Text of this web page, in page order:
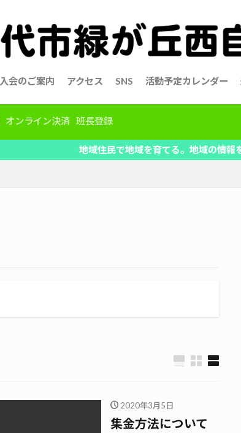
入会のご案内 アクセス SNS 活動予定カレンダー
オンライン決済 班長登録
地域住民で地域を育てる。地域の情報を共有、自
2020年3月5日
集金方法について